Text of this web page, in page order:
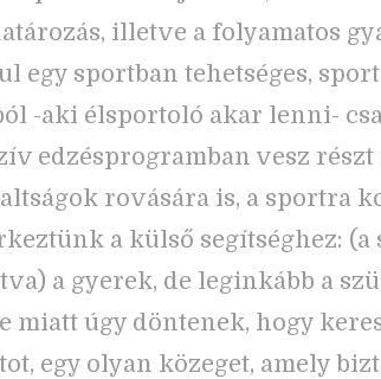
illetve a folyamatos
egy sportban tehetséges,
-aki élsportoló akar lenni-
edzésprogramban vesz részt
rovására is, a sportra
a külső segítséghez:
a gyerek, de leginkább a
miatt úgy döntenek, hogy
egy olyan közeget, amely